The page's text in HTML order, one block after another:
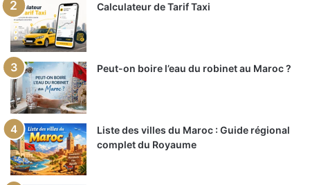
Calculateur de Tarif Taxi
Peut-on boire l’eau du robinet au Maroc ?
Liste des villes du Maroc : Guide régional
complet du Royaume